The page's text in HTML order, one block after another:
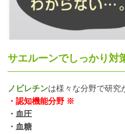
サエルーンでしっかり対
ノビレチンは様々な分野で研究
・認知機能分野 ※
・血圧
・血糖